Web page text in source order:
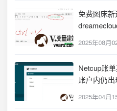
免费图床
片脚本
2025年08月
Netcup账
账户内仍
2025年04月